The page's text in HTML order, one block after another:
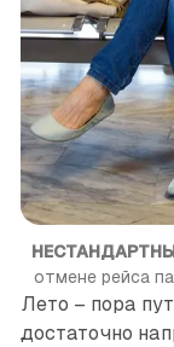
отмене рейса
Лето – пора
достаточно